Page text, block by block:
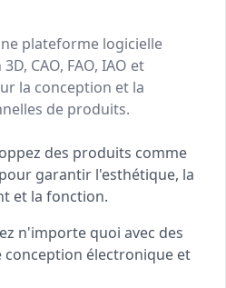
plateforme logicielle
CAO, FAO, IAO et
la conception et la
de produits.
des produits comme
garantir l'esthétique, la
et la fonction.
n'importe quoi avec des
conception électronique et